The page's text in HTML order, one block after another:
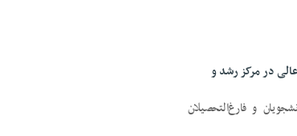
در مرکز رشد و
و فارغ‌التحصیلان